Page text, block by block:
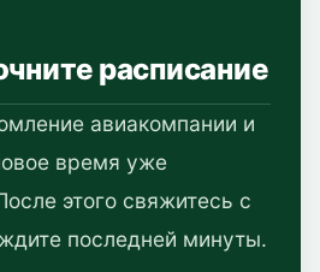
расписание
авиакомпании и
время уже
этого свяжитесь с
последней минуты.